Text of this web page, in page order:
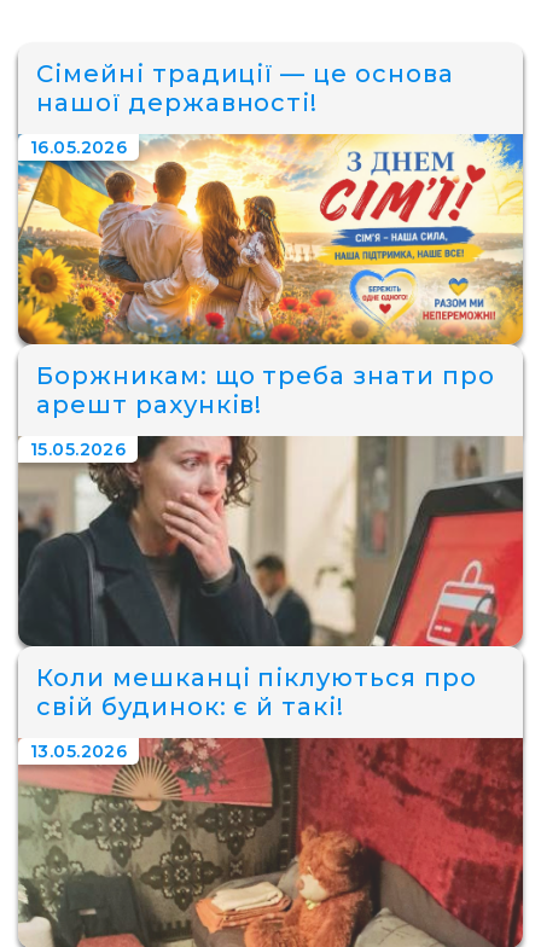
Сімейні традиції — це основа
нашої державності!
16.05.2026
Боржникам: що треба знати про
арешт рахунків!
15.05.2026
Коли мешканці піклуються про
свій будинок: є й такі!
13.05.2026